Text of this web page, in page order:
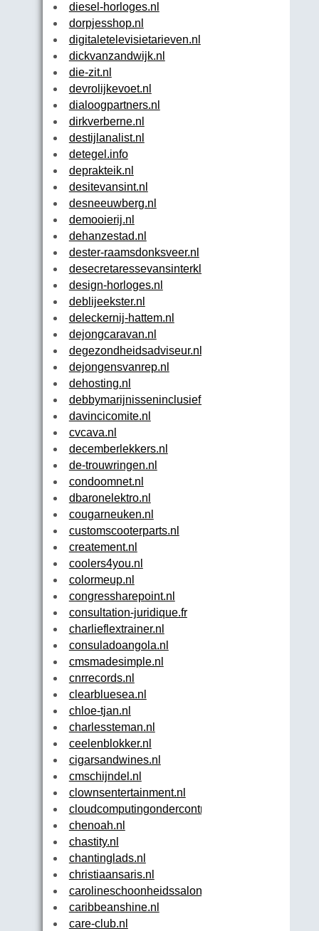
diesel-horloges.nl
dorpjesshop.nl
digitaletelevisietarieven.nl
dickvanzandwijk.nl
die-zit.nl
devrolijkevoet.nl
dialoogpartners.nl
dirkverberne.nl
destijlanalist.nl
detegel.info
deprakteik.nl
desitevansint.nl
desneeuwberg.nl
demooierij.nl
dehanzestad.nl
dester-raamsdonksveer.nl
desecretaressevansinterklaas.nl
design-horloges.nl
deblijeekster.nl
deleckernij-hattem.nl
dejongcaravan.nl
degezondheidsadviseur.nl
dejongensvanrep.nl
dehosting.nl
debbymarijnisseninclusief.nl
davincicomite.nl
cvcava.nl
decemberlekkers.nl
de-trouwringen.nl
condoomnet.nl
dbaronelektro.nl
cougarneuken.nl
customscooterparts.nl
createment.nl
coolers4you.nl
colormeup.nl
congressharepoint.nl
consultation-juridique.fr
charlieflextrainer.nl
consuladoangola.nl
cmsmadesimple.nl
cnrrecords.nl
clearbluesea.nl
chloe-tjan.nl
charlessteman.nl
ceelenblokker.nl
cigarsandwines.nl
cmschijndel.nl
clownsentertainment.nl
cloudcomputingondercontrole.nl
chenoah.nl
chastity.nl
chantinglads.nl
christiaansaris.nl
carolineschoonheidssalon.nl
caribbeanshine.nl
care-club.nl